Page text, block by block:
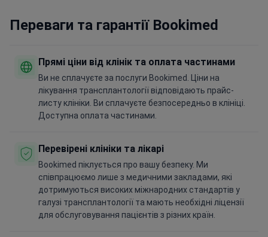
Переваги та гарантії Bookimed
Прямі ціни від клінік та оплата частинами
Ви не сплачуєте за послуги Bookimed. Ціни на
лікування трансплантології відповідають прайс-
листу клініки. Ви сплачуєте безпосередньо в клініці.
Доступна оплата частинами.
Перевірені клініки та лікарі
Bookimed піклується про вашу безпеку. Ми
співпрацюємо лише з медичними закладами, які
дотримуються високих міжнародних стандартів у
галузі трансплантології та мають необхідні ліцензії
для обслуговування пацієнтів з різних країн.